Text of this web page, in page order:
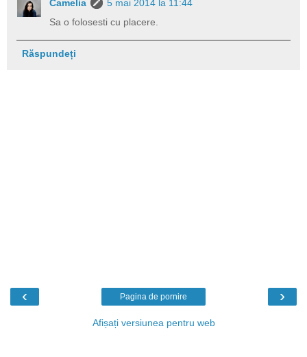
Camelia
5 mai 2014 la 11:44
Sa o folosesti cu placere.
Răspundeți
‹ ›
Pagina de pornire
Afișați versiunea pentru web